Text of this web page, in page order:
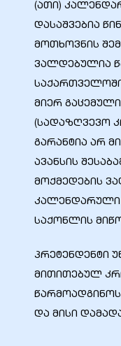
(ათი)
დასაშვებია
მოთხოვნის
ვალდებულია
მიერ
(სადაზღვევო
გარანტია არ
ავანსის
მოქმედების
კალენდარული
საქონლის
პრეტენდენტი
მითითებულ
და მისი